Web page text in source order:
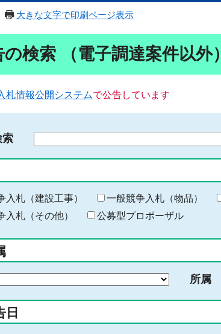
大きな文字で印刷ページ表示
検索 （電子調達案件以外）
札情報公開システムで公告しています
索
る
キ
ー
ー
入
力
入札（建設工事） 一般競争入札（物品）
入札（その他）
公募型プロポーザル
所属
日